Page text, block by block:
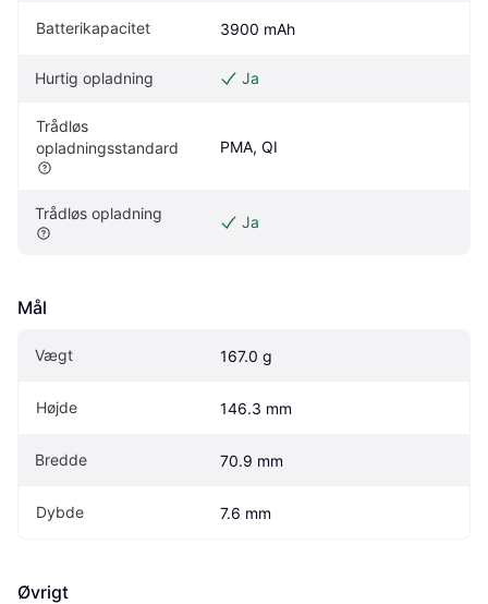
Batterikapacitet 3900 mAh
Hurtig opladning Ja
Trådløs
opladningsstandard
PMA, QI
Trådløs opladning Ja
Mål
Vægt 167.0 g
Højde 146.3 mm
Bredde 70.9 mm
Dybde 7.6 mm
Øvrigt